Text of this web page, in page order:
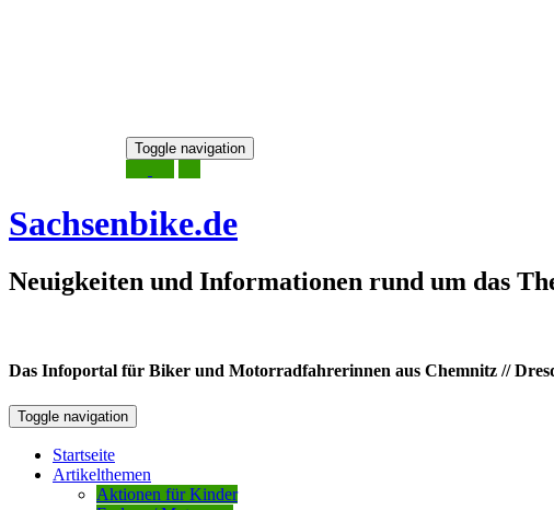
Toggle navigation
Sachsenbike.de
Neuigkeiten und Informationen rund um das
Das Infoportal für Biker und Motorradfahrerinnen aus Chemnitz //
Toggle navigation
Startseite
Artikelthemen
Aktionen für Kinder